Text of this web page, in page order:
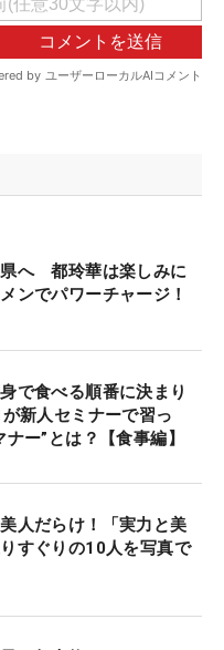
へ 都玲華は楽しみに
ンでパワーチャージ！
で食べる順番に決まり
新人セミナーで習っ
ー”とは？【食事編】
人だらけ！「実力と美
すぐりの10人を写真で